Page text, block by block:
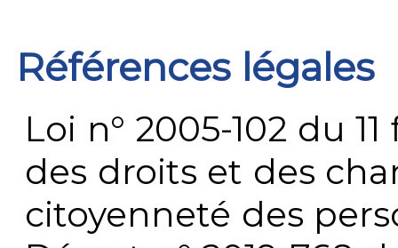
Références légales
Loi n° 2005-102 du
des droits et des
citoyenneté des